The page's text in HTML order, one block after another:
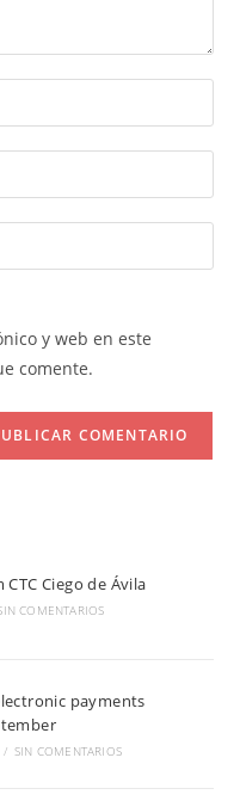
y web en este
comente.
Ciego de Ávila
COMENTARIOS
payments
/ SIN COMENTARIOS